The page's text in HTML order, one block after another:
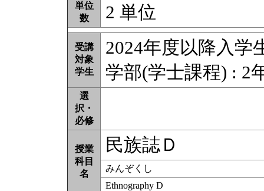
単位
数
2 単位
受講
対象
学生
2024年度以降入学
学部(学士課程) : 2
選
択・
必修
授業
科目
名
民族誌Ｄ
みんぞくし
Ethnography D